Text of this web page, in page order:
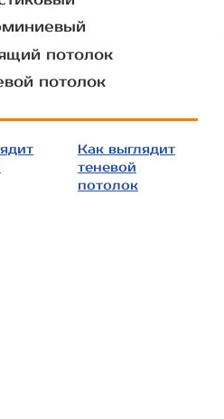
потолок
потолок
Как выглядит
теневой
потолок